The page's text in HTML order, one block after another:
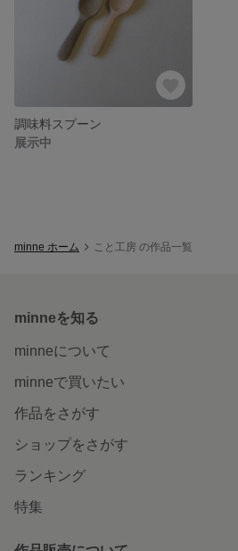
調味料スプーン
展示中
minne ホーム こと工房 の作品一覧
minneを知る
minneについて
minneで買いたい
作品をさがす
ショップをさがす
ランキング
特集